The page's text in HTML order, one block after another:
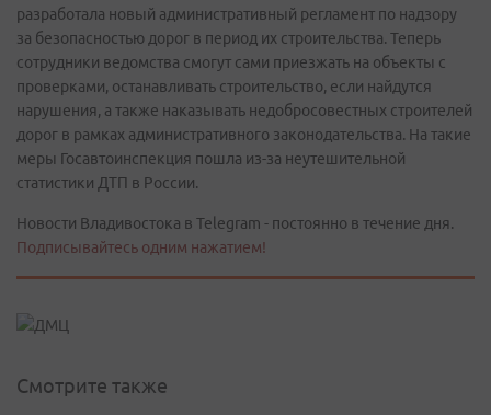
разработала новый административный регламент по надзору
за безопасностью дорог в период их строительства. Теперь
сотрудники ведомства смогут сами приезжать на объекты с
проверками, останавливать строительство, если найдутся
нарушения, а также наказывать недобросовестных строителей
дорог в рамках административного законодательства. На такие
меры Госавтоинспекция пошла из-за неутешительной
статистики ДТП в России.
Новости Владивостока в Telegram - постоянно в течение дня.
Подписывайтесь одним нажатием!
Смотрите также